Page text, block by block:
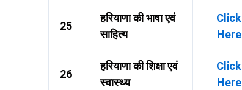
25
हरियाणा की भाषा एवं
साहित्य
Click
Here
26
हरियाणा की शिक्षा एवं
स्वास्थ्य
Click
Here